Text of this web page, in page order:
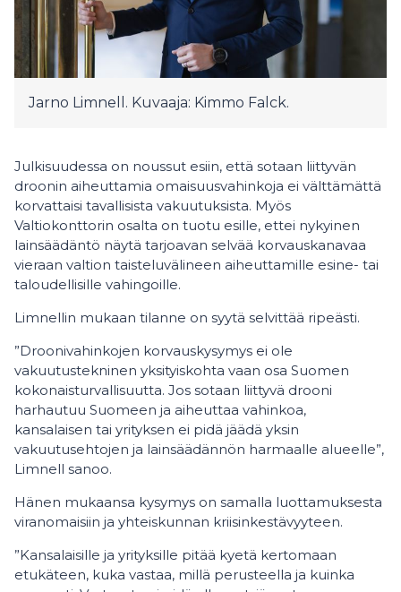
Jarno Limnell. Kuvaaja: Kimmo Falck.
Julkisuudessa on noussut esiin, että sotaan liittyvän
droonin aiheuttamia omaisuusvahinkoja ei välttämättä
korvattaisi tavallisista vakuutuksista. Myös
Valtiokonttorin osalta on tuotu esille, ettei nykyinen
lainsäädäntö näytä tarjoavan selvää korvauskanavaa
vieraan valtion taisteluvälineen aiheuttamille esine- tai
taloudellisille vahingoille.
Limnellin mukaan tilanne on syytä selvittää ripeästi.
”Droonivahinkojen korvauskysymys ei ole
vakuutustekninen yksityiskohta vaan osa Suomen
kokonaisturvallisuutta. Jos sotaan liittyvä drooni
harhautuu Suomeen ja aiheuttaa vahinkoa,
kansalaisen tai yrityksen ei pidä jäädä yksin
vakuutusehtojen ja lainsäädännön harmaalle alueelle”,
Limnell sanoo.
Hänen mukaansa kysymys on samalla luottamuksesta
viranomaisiin ja yhteiskunnan kriisinkestävyyteen.
”Kansalaisille ja yrityksille pitää kyetä kertomaan
etukäteen, kuka vastaa, millä perusteella ja kuinka